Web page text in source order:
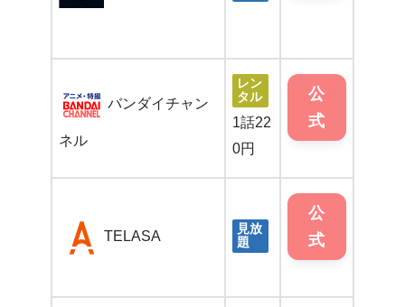
バンダイチャン
ネル
レン
タル
1話22
0円
公
式
TELASA
見放
題
公
式